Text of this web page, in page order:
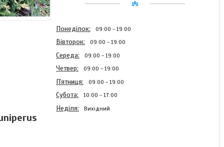
Понеділок 09:00 19:00
Вівторок 09:00 19:00
Середа 09:00 19:00
Четвер 09:00 19:00
Пʼятниця 09:00 19:00
Субота 10:00 17:00
Неділя Вихідний